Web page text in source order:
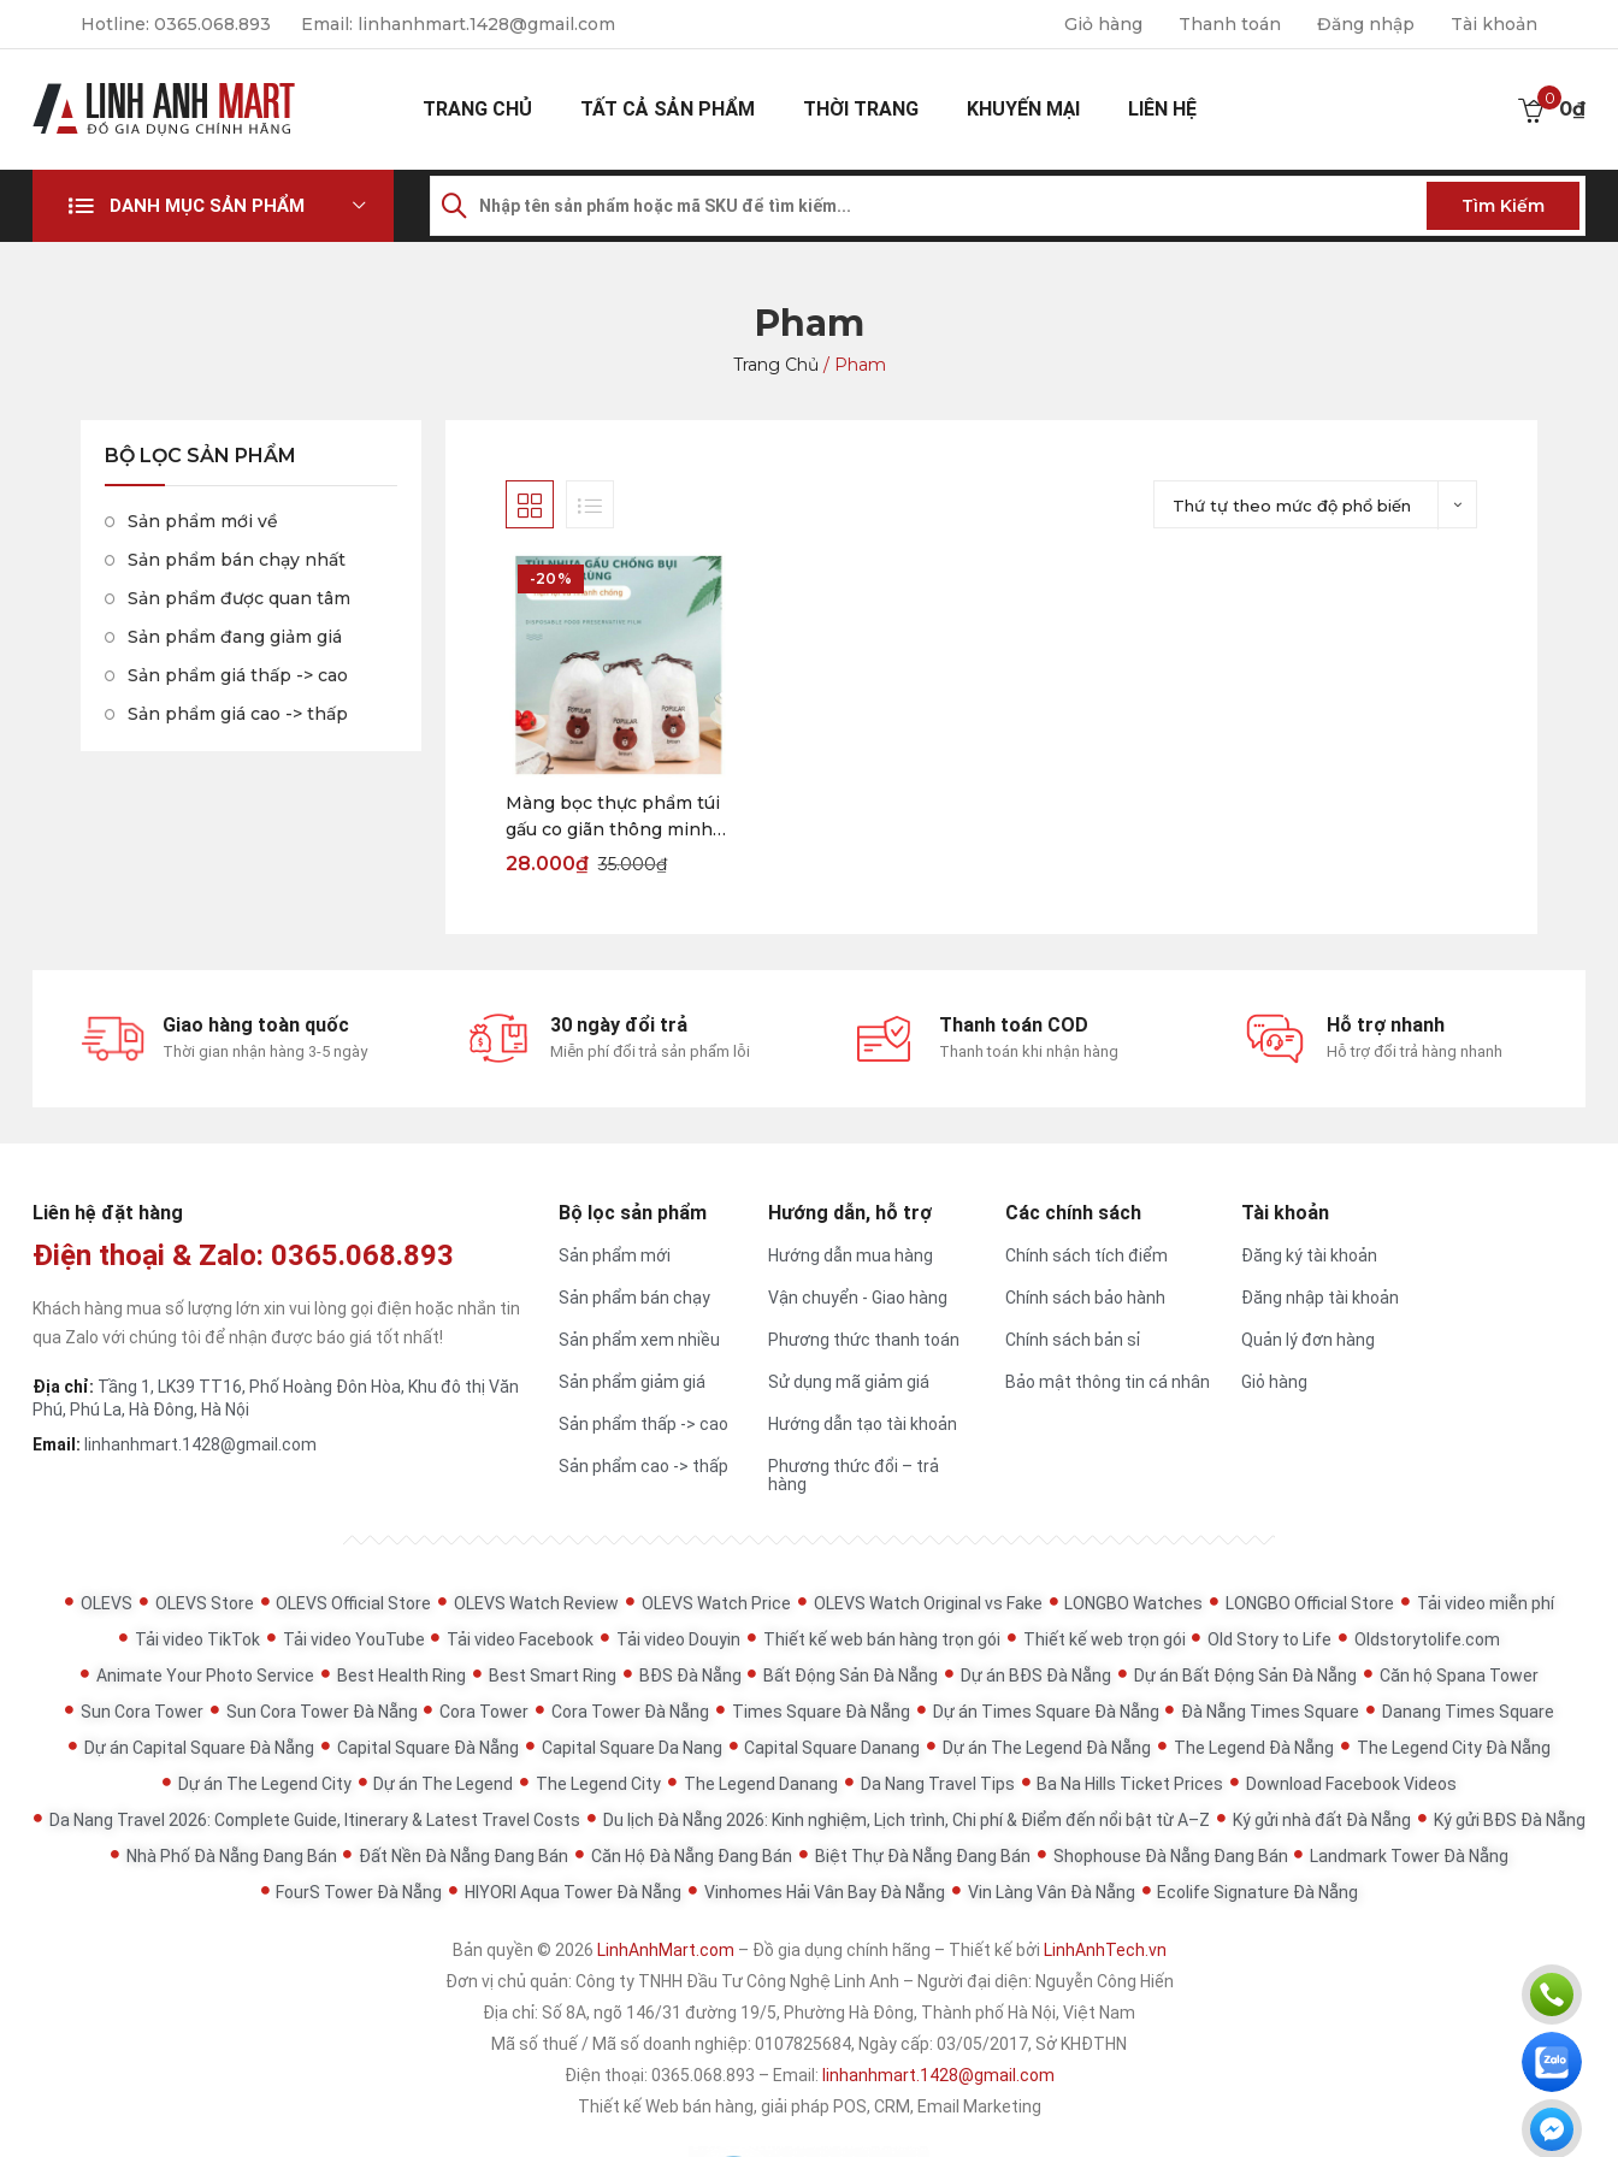
Giỏ hàng Thanh toán Đăng nhập Tài khoản
Hotline: 0365.068.893 Email: linhanhmart.1428@gmail.com
TRANG CHỦ TẤT CẢ SẢN PHẨM THỜI TRANG KHUYẾN MẠI LIÊN HỆ 0₫
0
DANH MỤC SẢN PHẨM Tìm Kiếm
Pham
Trang Chủ / Pham
Thứ tự theo mức độ phổ biến
-20%
Màng bọc thực phẩm túi
gấu co giãn thông minh
tái sử dụng35.000₫
28.000₫
BỘ LỌC SẢN PHẨM
Sản phẩm mới về
Sản phẩm bán chạy nhất
Sản phẩm được quan tâm
Sản phẩm đang giảm giá
Sản phẩm giá thấp -> cao
Sản phẩm giá cao -> thấp
Giao hàng toàn quốc
Thời gian nhận hàng 3-5 ngày
30 ngày đổi trả
Miễn phí đổi trả sản phẩm lỗi
Thanh toán COD
Thanh toán khi nhận hàng
Hỗ trợ nhanh
Hỗ trợ đổi trả hàng nhanh
Liên hệ đặt hàng
Điện thoại & Zalo: 0365.068.893
Khách hàng mua số lượng lớn xin vui lòng gọi điện hoặc nhắn tin
qua Zalo với chúng tôi để nhận được báo giá tốt nhất!
Địa chỉ: Tầng 1, LK39 TT16, Phố Hoàng Đôn Hòa, Khu đô thị Văn
Phú, Phú La, Hà Đông, Hà Nội
Email: linhanhmart.1428@gmail.com
Bộ lọc sản phẩm
Sản phẩm mới
Sản phẩm bán chạy
Sản phẩm xem nhiều
Sản phẩm giảm giá
Sản phẩm thấp -> cao
Sản phẩm cao -> thấp
Hướng dẫn, hỗ trợ
Hướng dẫn mua hàng
Vận chuyển - Giao hàng
Phương thức thanh toán
Sử dụng mã giảm giá
Hướng dẫn tạo tài khoản
Phương thức đổi – trả
hàng
Các chính sách
Chính sách tích điểm
Chính sách bảo hành
Chính sách bản sỉ
Bảo mật thông tin cá nhân
Tài khoản
Đăng ký tài khoản
Đăng nhập tài khoản
Quản lý đơn hàng
Giỏ hàng
OLEVS OLEVS Store OLEVS Official Store OLEVS Watch Review OLEVS Watch Price OLEVS Watch Original vs Fake LONGBO Watches LONGBO Official Store
Tải video miễn phí
Tải video TikTok
Tải video YouTube Tải video Facebook Tải video Douyin Thiết kế web bán hàng trọn gói Thiết kế web trọn gói Old Story to Life
Oldstorytolife.com
Animate Your Photo Service
Best Health Ring Best Smart Ring BĐS Đà Nẵng Bất Động Sản Đà Nẵng Dự án BĐS Đà Nẵng Dự án Bất Động Sản Đà Nẵng
Căn hộ Spana Tower
Sun Cora Tower
Sun Cora Tower Đà Nẵng Cora Tower Cora Tower Đà Nẵng Times Square Đà Nẵng Dự án Times Square Đà Nẵng Đà Nẵng Times Square
Danang Times Square
Dự án Capital Square Đà Nẵng
Capital Square Đà Nẵng Capital Square Da Nang Capital Square Danang Dự án The Legend Đà Nẵng The Legend Đà Nẵng
The Legend City Đà Nẵng
Dự án The Legend City
Dự án The Legend The Legend City The Legend Danang Da Nang Travel Tips Ba Na Hills Ticket Prices
Download Facebook Videos
Da Nang Travel 2026: Complete Guide, Itinerary & Latest Travel Costs
Du lịch Đà Nẵng 2026: Kinh nghiệm, Lịch trình, Chi phí & Điểm đến nổi bật từ A–Z Ký gửi nhà đất Đà Nẵng
Ký gửi BĐS Đà Nẵng
Nhà Phố Đà Nẵng Đang Bán
Đất Nền Đà Nẵng Đang Bán Căn Hộ Đà Nẵng Đang Bán Biệt Thự Đà Nẵng Đang Bán Shophouse Đà Nẵng Đang Bán
Landmark Tower Đà Nẵng
FourS Tower Đà Nẵng
HIYORI Aqua Tower Đà Nẵng Vinhomes Hải Vân Bay Đà Nẵng Vin Làng Vân Đà Nẵng Ecolife Signature Đà Nẵng
Bản quyền © 2026 LinhAnhMart.com – Đồ gia dụng chính hãng – Thiết kế bởi LinhAnhTech.vn
Đơn vị chủ quản: Công ty TNHH Đầu Tư Công Nghệ Linh Anh – Người đại diện: Nguyễn Công Hiến
Địa chỉ: Số 8A, ngõ 146/31 đường 19/5, Phường Hà Đông, Thành phố Hà Nội, Việt Nam
Mã số thuế / Mã số doanh nghiệp: 0107825684, Ngày cấp: 03/05/2017, Sở KHĐTHN
Điện thoại: 0365.068.893 – Email: linhanhmart.1428@gmail.com
Thiết kế Web bán hàng, giải pháp POS, CRM, Email Marketing